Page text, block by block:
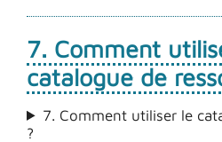
7. Comment
catalogue de
7. Comment utiliser le
?